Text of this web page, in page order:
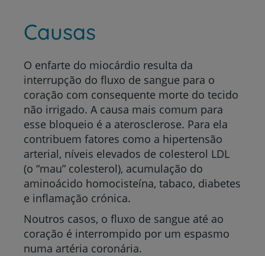
Causas
O enfarte do miocárdio resulta da
interrupção do fluxo de sangue para o
coração com consequente morte do tecido
não irrigado. A causa mais comum para
esse bloqueio é a aterosclerose. Para ela
contribuem fatores como a hipertensão
arterial, níveis elevados de colesterol LDL
(o “mau” colesterol), acumulação do
aminoácido homocisteína, tabaco, diabetes
e inflamação crónica.
Noutros casos, o fluxo de sangue até ao
coração é interrompido por um espasmo
numa artéria coronária.